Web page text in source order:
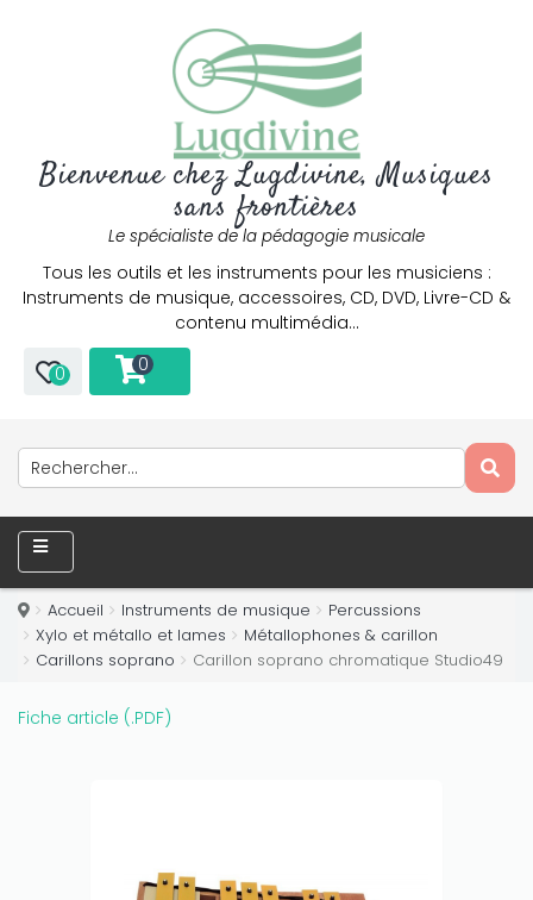
Bienvenue chez Lugdivine, Musiques
sans frontières
Le spécialiste de la pédagogie musicale
Tous les outils et les instruments pour les musiciens :
Instruments de musique, accessoires, CD, DVD, Livre-CD &
contenu multimédia…
0 0
Accueil Instruments de musique
Percussions
Xylo et métallo et lames
Métallophones & carillon
Carillons soprano
Carillon soprano chromatique Studio49
Fiche article (.PDF)
Only play atJoo casinoif you really want to win a huge